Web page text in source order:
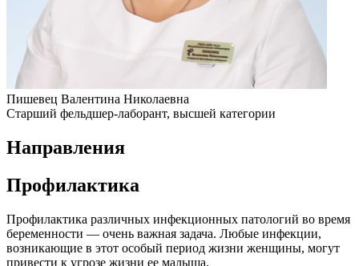
Пишевец Валентина Николаевна
Старший фельдшер-лаборант, высшей категории
Направления
Профилактика
Профилактика различных инфекционных патологий во время
беременности — очень важная задача. Любые инфекции,
возникающие в этот особый период жизни женщины, могут
привести к угрозе жизни ее малыша.